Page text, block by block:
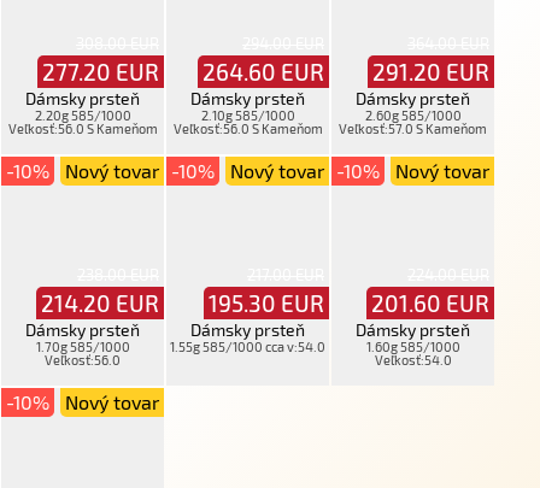
277.20 EUR
Dámsky prsteň
2.20g 585/1000
Veľkosť:56.0 S Kameňom
264.60 EUR
Dámsky prsteň
2.10g 585/1000
Veľkosť:56.0 S Kameňom
291.20 EUR
Dámsky prsteň
2.60g 585/1000
Veľkosť:57.0 S Kameňom
-10%
214.20 EUR
Nový tovar
Dámsky prsteň
1.70g 585/1000
Veľkosť:56.0
-10%
195.30 EUR
Nový tovar
Dámsky prsteň
1.55g 585/1000 cca v:54.0
-10%
201.60 EUR
Nový tovar
Dámsky prsteň
1.60g 585/1000
Veľkosť:54.0
-10% Nový tovar